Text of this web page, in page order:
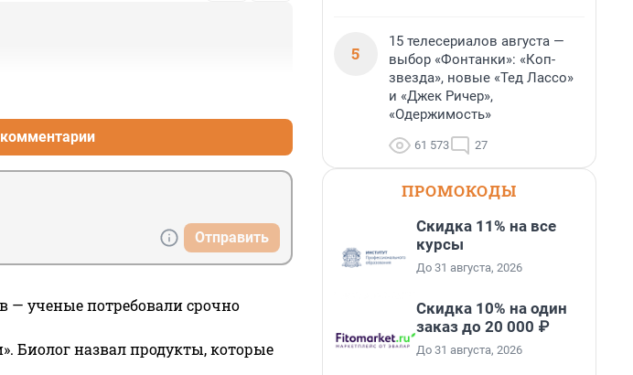
Отправить
— ученые потребовали срочно
Биолог назвал продукты, которые
5
15 телесериалов августа —
выбор «Фонтанки»: «Коп-
звезда», новые «Тед Лассо»
и «Джек Ричер»,
«Одержимость»
61 573 27
ПРОМОКОДЫ
Скидка 11% на все
курсы
До 31 августа, 2026
Скидка 10% на один
заказ до 20 000 ₽
До 31 августа, 2026